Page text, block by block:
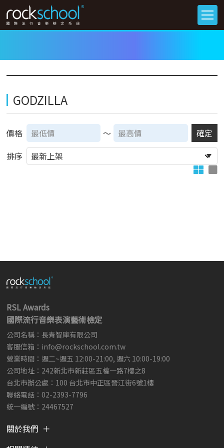
GODZILLA
價格 ～
確定
排序
RSL Awards
國際流行音樂表演藝術檢定
公司名稱：長青智庫有限公司
客服信箱： info@rockschool.com.tw ​
營業時間：週二~週五 12:00-21:00, 週六 10:00-19:00
公司地址：242新北市新莊區五權一路7樓之8
台北市辦公處：100 台北市中正區晉江街6號1樓
聯絡電話：02-2393-7796
統一編號：24467527
關於我們